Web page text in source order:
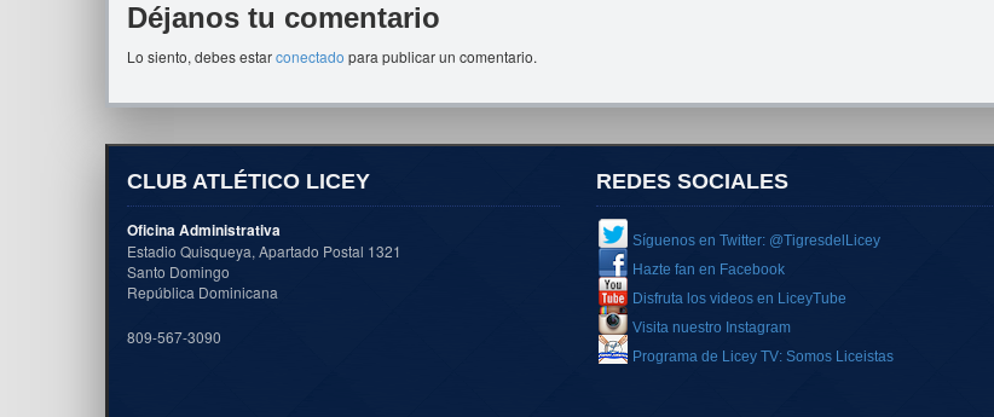
Déjanos tu comentario
Lo siento, debes estarconectado para publicar un comentario.
CLUB ATLÉTICO LICEY
Oficina Administrativa
Estadio Quisqueya, Apartado Postal 1321
Santo Domingo
República Dominicana
809-567-3090
REDES SOCIALES
Síguenos en Twitter: @TigresdelLicey
Hazte fan en Facebook
Disfruta los videos en LiceyTube
Visita nuestro Instagram
Programa de Licey TV: Somos Liceistas